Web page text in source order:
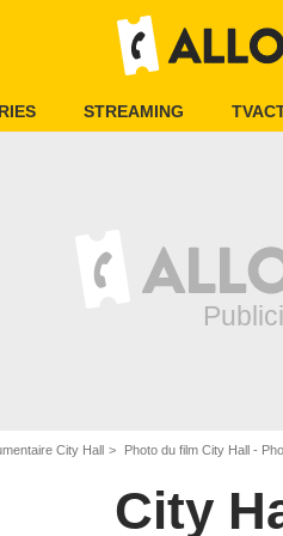
STREAMING
City Hall Photo du film City Hall -
City